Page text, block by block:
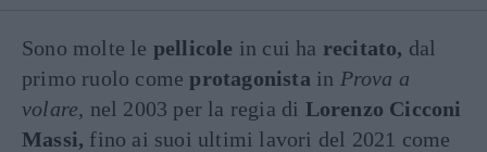
Sono molte le pellicole in cui ha recitato, dal
primo ruolo comeprotagonista in Prova a
volare, nel 2003 per la regia di Lorenzo Cicconi
Massi, fino ai suoi ultimi lavori del 2021 come